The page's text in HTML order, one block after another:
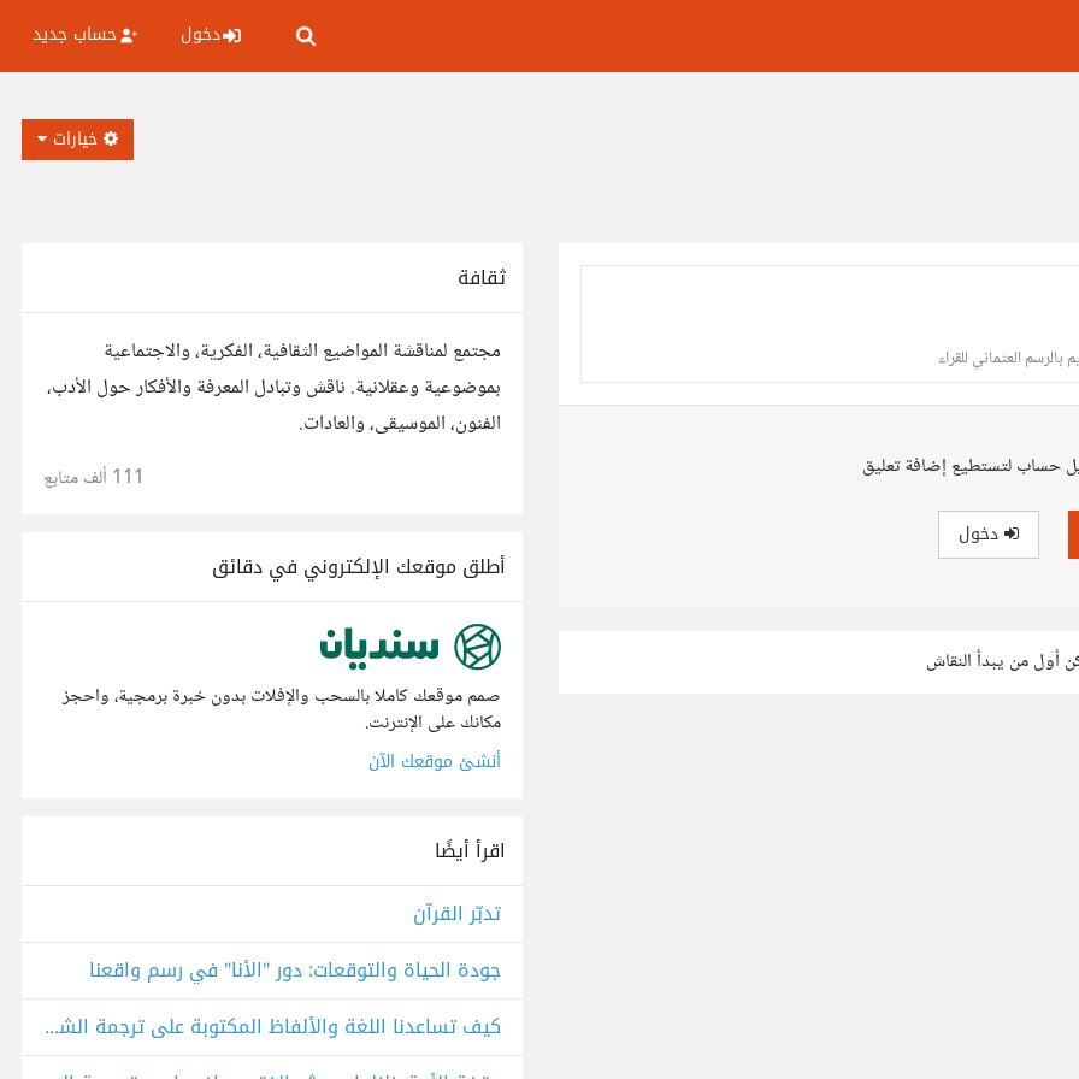
دخول حساب جديد
خيارات
العثماني للقراء
حساب لتستطيع إضافة تعليق
دخول
أول من يبدأ النقاش
ثقافة
مجتمع لمناقشة المواضيع الثقافية، الفكرية، والاجتماعية
بموضوعية وعقلانية. ناقش وتبادل المعرفة والأفكار حول الأدب،
الفنون، الموسيقى، والعادات.
111 ألف متابع
أطلق موقعك الإلكتروني في دقائق
صمم موقعك كاملا بالسحب والإفلات بدون خبرة برمجية، واحجز
مكانك على الإنترنت.
أنشئ موقعك الآن
اقرأ أيضًا
تدبّر القرآن
جودة الحياة والتوقعات: دور "الأنا" في رسم واقعنا
كيف تساعدنا اللغة والألفاظ المكتوبة على ترجمة الشعور؟